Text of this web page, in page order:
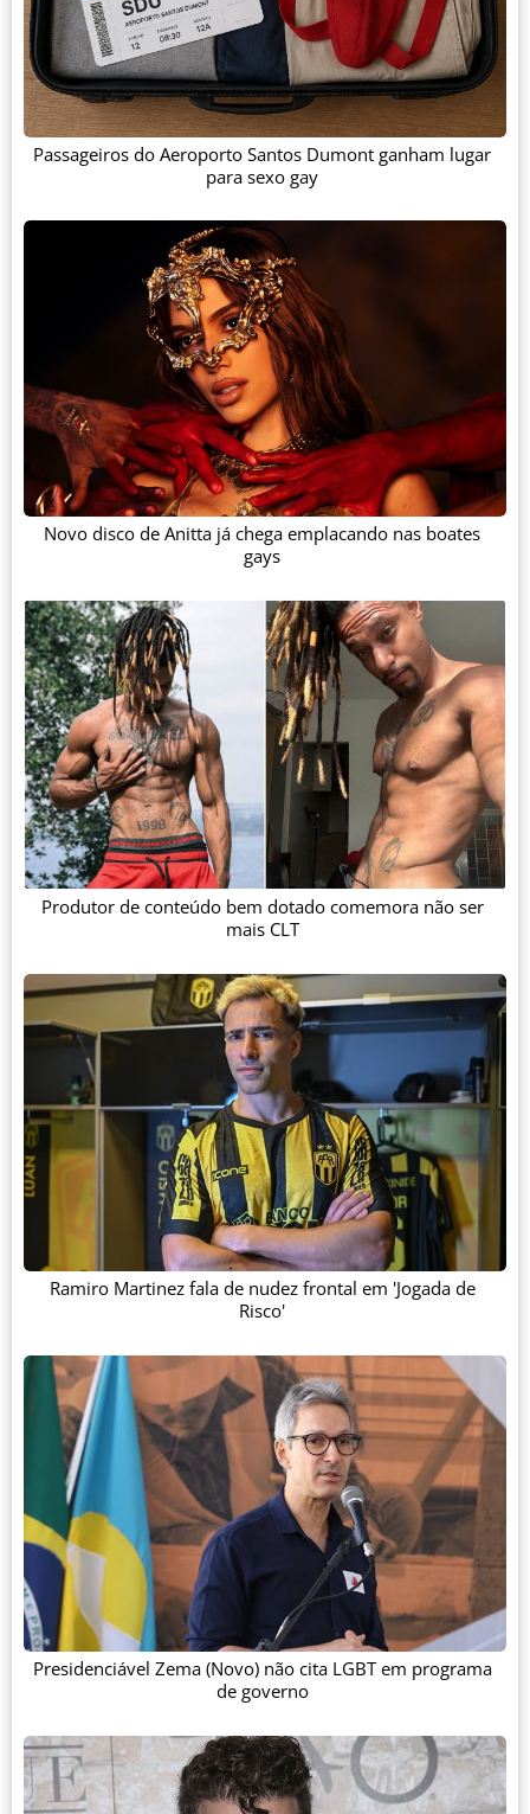
Passageiros do Aeroporto Santos Dumont ganham lugar
para sexo gay
Novo disco de Anitta já chega emplacando nas boates
gays
Produtor de conteúdo bem dotado comemora não ser
mais CLT
Ramiro Martinez fala de nudez frontal em 'Jogada de
Risco'
Presidenciável Zema (Novo) não cita LGBT em programa
de governo